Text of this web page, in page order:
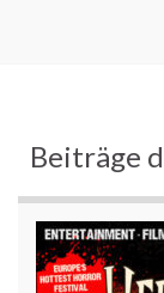
Beiträge